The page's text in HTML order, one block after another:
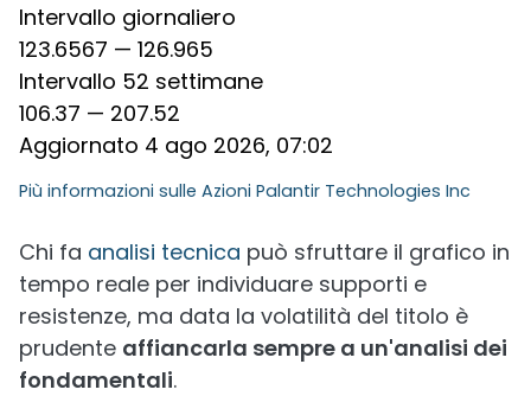
Intervallo giornaliero
123.6567 — 126.965
Intervallo 52 settimane
106.37 — 207.52
Aggiornato 4 ago 2026, 07:02
Più informazioni sulle Azioni Palantir Technologies Inc
Chi fa analisi tecnica può sfruttare il grafico in
tempo reale per individuare supporti e
resistenze, ma data la volatilità del titolo è
prudente affiancarla sempre a un'analisi dei
fondamentali.